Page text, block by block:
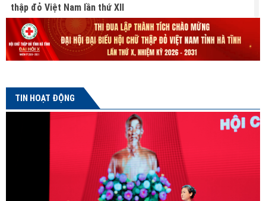
thập đỏ Việt Nam lần thứ XII
27/07/2026 10:31:00
Lan tỏa nghĩa cử hiến mô, tạng từ Chương trình “Hành trình
Đỏ” lần thứ V tại Hà Tĩnh
TIN HOẠT ĐỘNG